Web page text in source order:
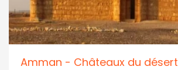
Amman - Châteaux du désert